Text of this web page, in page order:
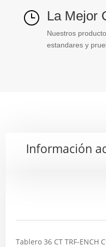
} La Mejor
Nuestros
estandares y
Información
Tablero 36 CT TRF-ENCH